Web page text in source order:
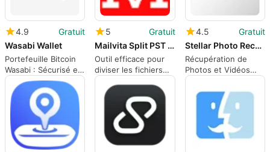
4.9
Gratuit
Wasabi Wallet
Portefeuille Bitcoin
Wasabi : Sécurisé et
Axé sur la Vie Privée
5
Gratuit
Mailvita Split PST for Mac Tool
Outil efficace pour
diviser les fichiers
PST sur Mac
4.5
Gratuit
Stellar Photo Recovery for Mac-Standard
Récupération de
Photos et Vidéos
Simplifiée